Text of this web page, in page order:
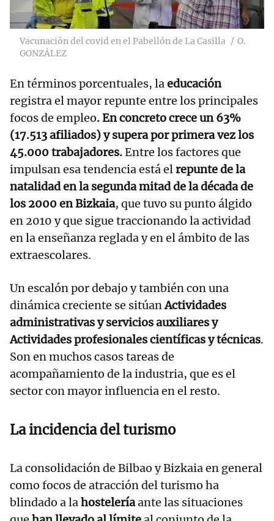
Vacunación del covid en el Pabellón de La Casilla
O.
GONZÁLEZ
En términos porcentuales, laeducación
registra el mayor repunte entre los principales
focos de empleo. En concreto crece un 63%
(17.513 afiliados) y supera por primera vez los
45.000 trabajadores.Entre los factores que
impulsan esa tendencia está elrepunte de la
natalidad en la segunda mitad de la década de
los 2000 en Bizkaia, que tuvo su punto álgido
en 2010 y que sigue traccionando la actividad
en la enseñanza reglada y en el ámbito de las
extraescolares.
Un escalón por debajo y también con una
dinámica creciente se sitúanActividades
administrativas y servicios auxiliares y
Actividades profesionales científicas y técnicas.
Son en muchos casos tareas de
acompañamiento de la industria, que es el
sector con mayor influencia en el resto.
La incidencia del turismo
La consolidación de Bilbao y Bizkaia en general
como focos de atracción del turismo ha
blindado a lahosteleríaante las situaciones